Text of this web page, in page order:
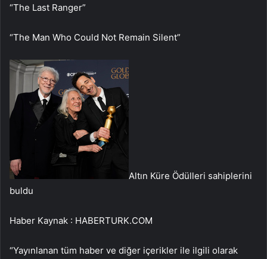
“The Last Ranger”
“The Man Who Could Not Remain Silent”
Altın Küre Ödülleri sahiplerini
buldu
Haber Kaynak : HABERTURK.COM
“Yayınlanan tüm haber ve diğer içerikler ile ilgili olarak